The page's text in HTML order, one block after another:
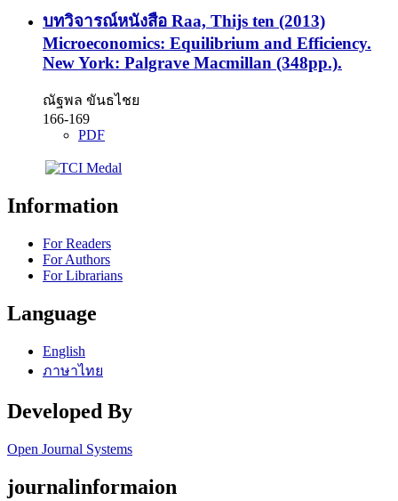
บทวิจารณ์หนังสือ Raa, Thijs ten (2013)
Microeconomics: Equilibrium and Efficiency.
New York: Palgrave Macmillan (348pp.).
ณัฐพล ขันธไชย
166-169
PDF
Information
For Readers
For Authors
For Librarians
Language
English
ภาษาไทย
Developed By
Open Journal Systems
journalinformaion